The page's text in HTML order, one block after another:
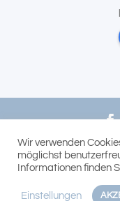
© 2022
Wir verwenden
möglichst
Informationen finden
Einstellungen